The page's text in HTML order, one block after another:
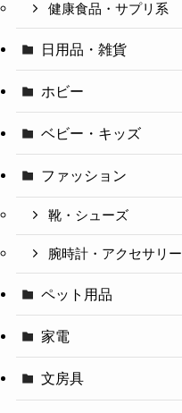
健康食品・サプリ系
日用品・雑貨
ホビー
ベビー・キッズ
ファッション
靴・シューズ
腕時計・アクセサリー
ペット用品
家電
文房具